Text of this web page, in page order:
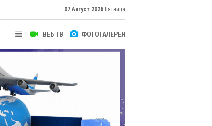
07 Август 2026 Пятница
ВЕБ ТВ ФОТОГАЛЕРЕЯ